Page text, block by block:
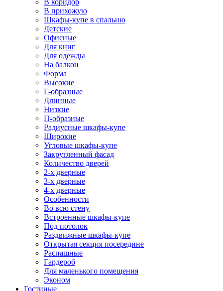
В коридор
В прихожую
Шкафы-купе в спальню
Детские
Офисные
Для книг
Для одежды
На балкон
Форма
Высокие
Г-образные
Длинные
Низкие
П-образные
Радиусные шкафы-купе
Широкие
Угловые шкафы-купе
Закругленный фасад
Количество дверей
2-х дверные
3-х дверные
4-х дверные
Особенности
Во всю стену
Встроенные шкафы-купе
Под потолок
Раздвижные шкафы-купе
Открытая секция посередине
Распашные
Гардероб
Для маленького помещения
Эконом
Гостиные